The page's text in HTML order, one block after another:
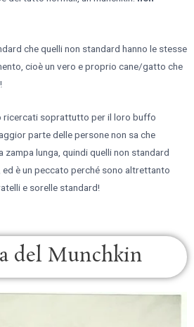
che quelli non standard hanno le stesse
cioè un vero e proprio cane/gatto che
ricercati soprattutto per il loro buffo
parte delle persone non sa che
zampa lunga, quindi quelli non standard
è un peccato perché sono altrettanto
e sorelle standard!
del Munchkin